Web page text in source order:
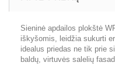
Sieninė apdailos plokštė
iškyšomis, leidžia sukurti
idealus priedas ne tik prie
baldų, virtuvės salelių